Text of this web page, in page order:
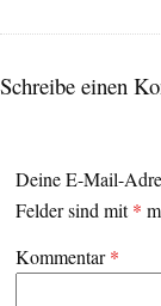
Schreibe einen
Deine E-Mail-
Felder sind mit*
Kommentar*